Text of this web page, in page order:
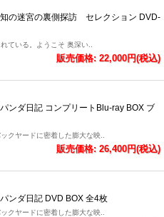
の迷宮の裏側探訪 セレクション DVD-
ている。ようこそ 奥深い..
販売価格: 22,000円(税込)
パンダ日記 コンプリートBlu-ray BOX ブ
クヤードに密着した膨大な映..
販売価格: 26,400円(税込)
ンダ日記 DVD BOX 全4枚
クヤードに密着した膨大な映..